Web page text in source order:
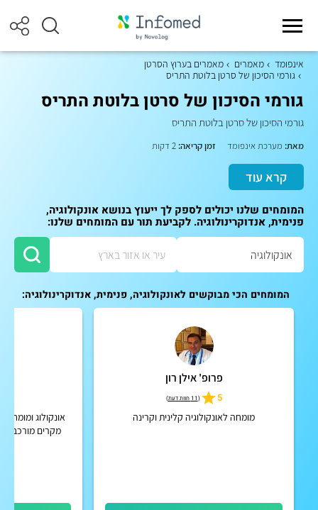
אינפומד מאמרים
מאמרים בערוץ הסרטן
גורמי הסיכון של סרטן בלוטת התריס
גורמי הסיכון של סרטן בלוטת התריס
גורמי הסיכון של סרטן בלוטת התריס
מאת: מערכת אינפומד זמן קריאה:
קרא עוד
המומחים שלנו יכולים לספק לך ייעוץ בנושא אונקולוגיה,
פנימית, אנדוקרינולוגיה. לקביעת תור עם המומחים שלנו:
המומחים הכי מבוקשים לאונקולוגיה, פנימית, אנדוקרינולוגיה:
פרופ' אילן רון
5
(11 חוות דעת )
מומחה לאונקולוגיה קלינית וקרינה
אונקולוג
מקרים